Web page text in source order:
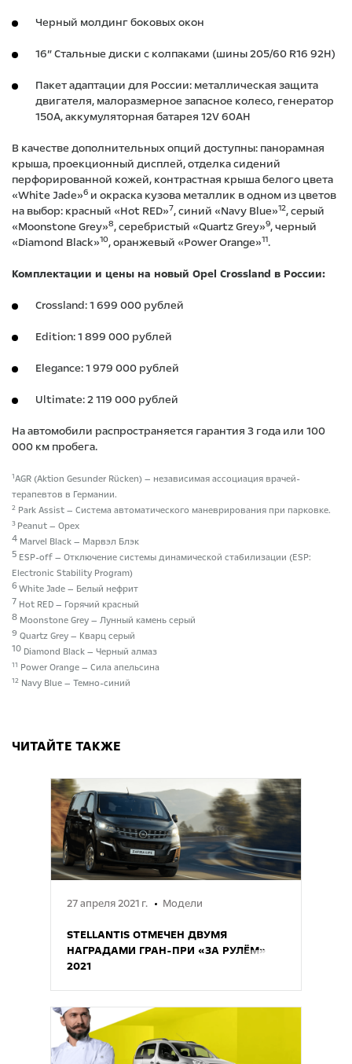
Черный молдинг боковых окон
16″ Стальные диски с колпаками (шины 205/60 R16 92H)
Пакет адаптации для России: металлическая защита
двигателя, малоразмерное запасное колесо, генератор
150А, аккумуляторная батарея 12V 60AH
В качестве дополнительных опций доступны: панорамная
крыша, проекционный дисплей, отделка сидений
перфорированной кожей, контрастная крыша белого цвета
«White Jade»6 и окраска кузова металлик в одном из цветов
на выбор: красный «Hot RED»7, синий «Navy Blue»12, серый
«Moonstone Grey»8, серебристый «Quartz Grey»9, черный
«Diamond Black»10, оранжевый «Power Orange»11.
Комплектации и цены на новый Opel Crossland в России:
Crossland: 1 699 000 рублей
Edition: 1 899 000 рублей
Elegance: 1 979 000 рублей
Ultimate: 2 119 000 рублей
На автомобили распространяется гарантия 3 года или 100
000 км пробега.
1AGR (Aktion Gesunder Rücken) — независимая ассоциация врачей-
терапевтов в Германии.
2 Park Assist — Система автоматического маневрирования при парковке.
3 Peanut — Орех
4 Marvel Black — Марвэл Блэк
5 ESP-off — Отключение системы динамической стабилизации (ESP:
Electronic Stability Program)
6White Jade — Белый нефрит
7 Hot RED — Горячий красный
8 Moonstone Grey — Лунный камень серый
9 Quartz Grey — Кварц серый
10 Diamond Black — Черный алмаз
11 Power Orange — Сила апельсина
12 Navy Blue — Темно-синий
ЧИТАЙТЕ ТАКЖЕ
27 апреля 2021 г. Модели
STELLANTIS ОТМЕЧЕН ДВУМЯ
НАГРАДАМИ ГРАН-ПРИ «ЗА РУЛЁМ»
2021